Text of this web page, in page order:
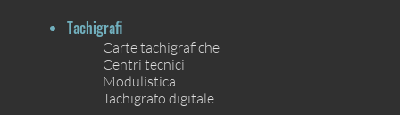
Tachigrafi
Carte tachigrafiche
Centri tecnici
Modulistica
Tachigrafo digitale